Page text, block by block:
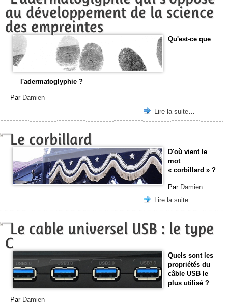
au développement de la science
des empreintes
Qu'est-ce que
l'adermatoglyphie ?
Par Damien
Lire la suite…
Le corbillard
D'où vient le
mot
« corbillard » ?
Par Damien
Lire la suite…
Le cable universel USB : le type
C
Quels sont les
propriétés du
câble USB le
plus utilisé ?
Par Damien